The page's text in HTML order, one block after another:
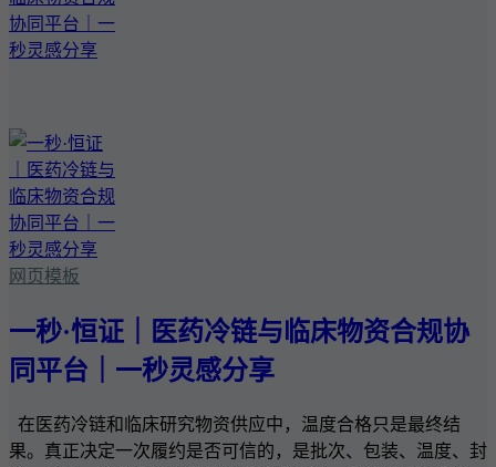
网页模板
一秒·恒证｜医药冷链与临床物资合规协
同平台｜一秒灵感分享
在医药冷链和临床研究物资供应中，温度合格只是最终结
果。真正决定一次履约是否可信的，是批次、包装、温度、封